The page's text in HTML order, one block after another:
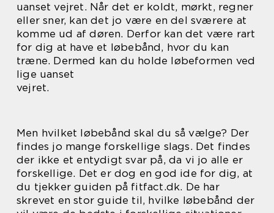
uanset vejret. Når det er koldt, mørkt, regner
eller sner, kan det jo være en del sværere at
komme ud af døren. Derfor kan det være rart
for dig at have et løbebånd, hvor du kan
træne. Dermed kan du holde løbeformen ved
lige uanset
vejret.
Men hvilket løbebånd skal du så vælge? Der
findes jo mange forskellige slags. Det findes
der ikke et entydigt svar på, da vi jo alle er
forskellige. Det er dog en god ide for dig, at
du tjekker guiden på fitfact.dk. De har
skrevet en stor guide til, hvilke løbebånd der